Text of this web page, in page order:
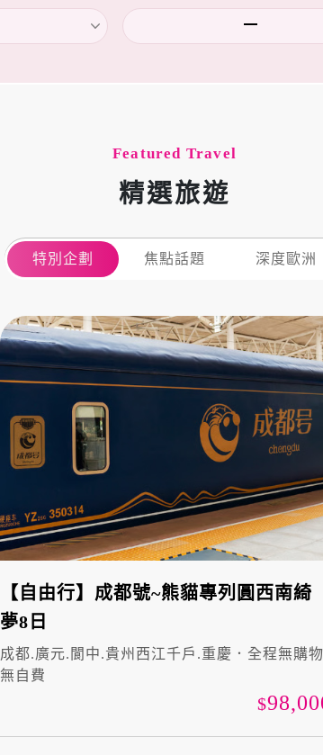
Featured Travel
精選旅遊
特別企劃 焦點話題 深度歐洲
【自由行】成都號~熊貓專列圓西南綺
夢8日
成都.廣元.閬中.貴州西江千戶.重慶．全程無購物
無自費